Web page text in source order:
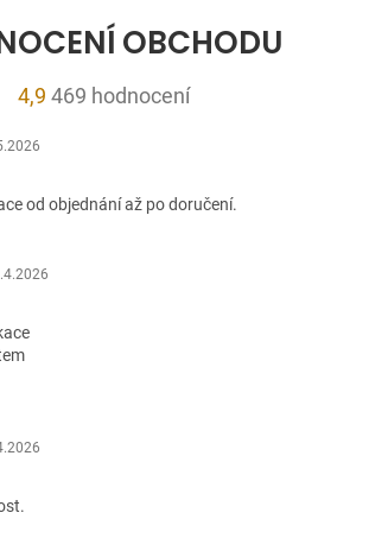
OBCHODU
4,9 Průměrné
4,9
469 hodnocení
obchodu je 5 z 5 hvězdiček.
od objednání až po doručení.
obchodu je 5 z 5 hvězdiček.
obchodu je 5 z 5 hvězdiček.